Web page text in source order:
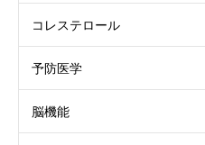
コレステロール
予防医学
脳機能